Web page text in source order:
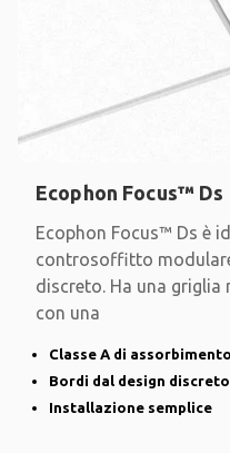
Ecophon Focus™ Ds
Ecophon Focus™ Ds è
controsoffitto
discreto. Ha una
con una
Classe A di assorbimento
Bordi dal design discreto
Installazione semplice